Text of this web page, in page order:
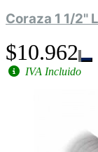
Coraza 1 1/2"
$10.962
IVA Incluido